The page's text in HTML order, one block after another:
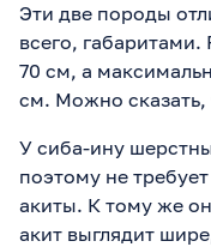
Эти две породы
всего, габаритами.
70 см, а
см. Можно сказать,
У сиба-ину
поэтому не
акиты. К тому же
акит выглядит